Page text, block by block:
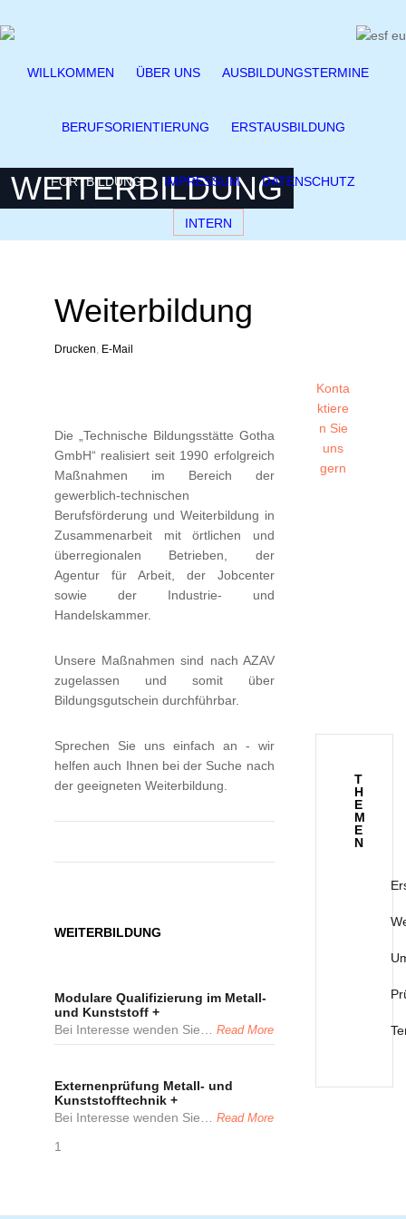
WILLKOMMEN ÜBER UNS AUSBILDUNGSTERMINE
BERUFSORIENTIERUNG ERSTAUSBILDUNG
FORTBILDUNG IMPRESSUM DATENSCHUTZ
INTERN
WEITERBILDUNG
Weiterbildung
Drucken, E-Mail
Die „Technische Bildungsstätte Gotha
GmbH“ realisiert seit 1990 erfolgreich
Maßnahmen im Bereich der
gewerblich-technischen
Berufsförderung und Weiterbildung in
Zusammenarbeit mit örtlichen und
überregionalen Betrieben, der
Agentur für Arbeit, der Jobcenter
sowie der Industrie- und
Handelskammer.
Unsere Maßnahmen sind nach AZAV
zugelassen und somit über
Bildungsgutschein durchführbar.
Sprechen Sie uns einfach an - wir
helfen auch Ihnen bei der Suche nach
der geeigneten Weiterbildung.
WEITERBILDUNG
Modulare Qualifizierung im Metall-
und Kunststoff +
Bei Interesse wenden Sie
Read More
Externenprüfung Metall- und
Kunststofftechnik +
Bei Interesse wenden Sie
Read More
1
Konta
ktiere
n Sie
uns
gern
T
H
E
M
E
N